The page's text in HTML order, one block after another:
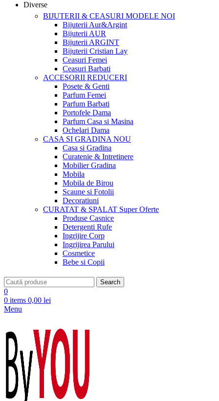
Diverse
BIJUTERII & CEASURI MODELE NOI
Bijuterii Aur&Argint
Bijuterii AUR
Bijuterii ARGINT
Bijuterii Cristian Lay
Ceasuri Femei
Ceasuri Barbati
ACCESORII REDUCERI
Posete & Genti
Parfum Femei
Parfum Barbati
Portofele Dama
Parfum Casa si Masina
Ochelari Dama
CASA SI GRADINANOU
Casa si Gradina
Curatenie & Intretinere
Mobilier Gradina
Mobila
Mobila de Birou
Scaune si Fotolii
Decoratiuni
CURATAT & SPALAT Super Oferte
Produse Casnice
Detergenti Rufe
Ingrijire Corp
Ingrijirea Parului
Cosmetice
Bebe si Copii
Search
0
0 items 0,00 lei
Menu